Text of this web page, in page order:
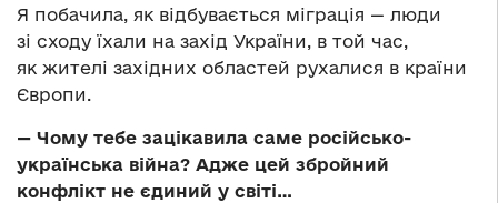
Я побачила, як відбувається міграція — люди
зі сходу їхали на захід України, в той час,
як жителі західних областей рухалися в країни
Європи.
— Чому тебе зацікавила саме російсько-
українська війна? Адже цей збройний
конфлікт не єдиний у світі…